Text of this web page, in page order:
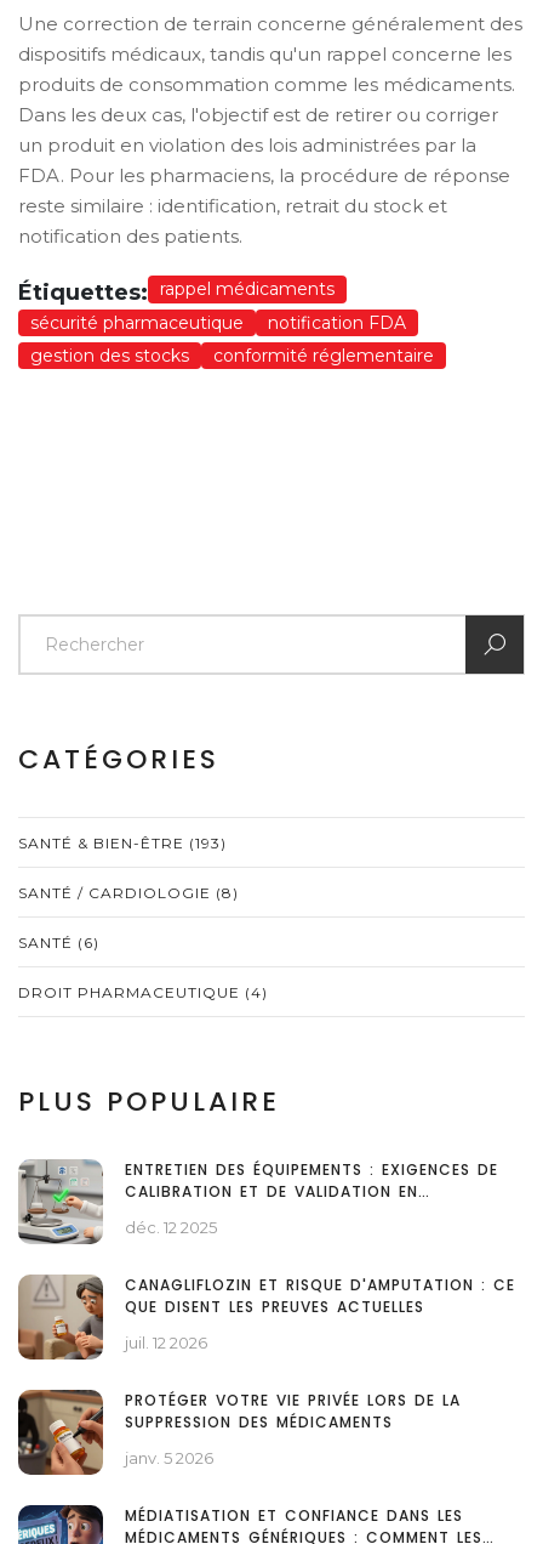
Une correction de terrain concerne généralement des
dispositifs médicaux, tandis qu'un rappel concerne les
produits de consommation comme les médicaments.
Dans les deux cas, l'objectif est de retirer ou corriger
un produit en violation des lois administrées par la
FDA. Pour les pharmaciens, la procédure de réponse
reste similaire : identification, retrait du stock et
notification des patients.
Étiquettes:
rappel médicaments
sécurité pharmaceutique
notification FDA
gestion des stocks
conformité réglementaire
CATÉGORIES
SANTÉ & BIEN-ÊTRE (193)
SANTÉ / CARDIOLOGIE (8)
SANTÉ (6)
DROIT PHARMACEUTIQUE (4)
PLUS POPULAIRE
ENTRETIEN DES ÉQUIPEMENTS : EXIGENCES DE
CALIBRATION ET DE VALIDATION EN
déc. 12 2025
CANAGLIFLOZIN ET RISQUE D'AMPUTATION : CE
QUE DISENT LES PREUVES ACTUELLES
juil. 12 2026
PROTÉGER VOTRE VIE PRIVÉE LORS DE LA
SUPPRESSION DES MÉDICAMENTS
janv. 5 2026
MÉDIATISATION ET CONFIANCE DANS LES
MÉDICAMENTS GÉNÉRIQUES : COMMENT LES